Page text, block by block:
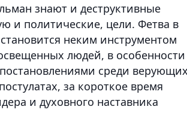
знают и деструктивные
и политические, цели. Фетва в
неким инструментом
людей, в особенности
среди
за короткое время
и духовного наставника